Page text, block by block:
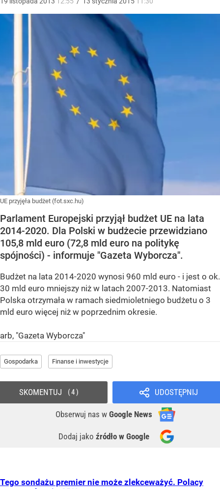
UE przyjęła budżet (fot.sxc.hu)
Parlament Europejski przyjął budżet UE na lata
2014-2020. Dla Polski w budżecie przewidziano
105,8 mld euro (72,8 mld euro na politykę
spójności) - informuje "Gazeta Wyborcza".
Budżet na lata 2014-2020 wynosi 960 mld euro - i jest o ok.
30 mld euro mniejszy niż w latach 2007-2013. Natomiast
Polska otrzymała w ramach siedmioletniego budżetu o 3
mld euro więcej niż w poprzednim okresie.
arb, "Gazeta Wyborcza"
Gospodarka Finanse i inwestycje
UDOSTĘPNIJ
Obserwuj nas w Google News
Dodaj jako źródło w Google
SKOMENTUJ 4
Tego sondażu premier nie może zlekceważyć. Polacy